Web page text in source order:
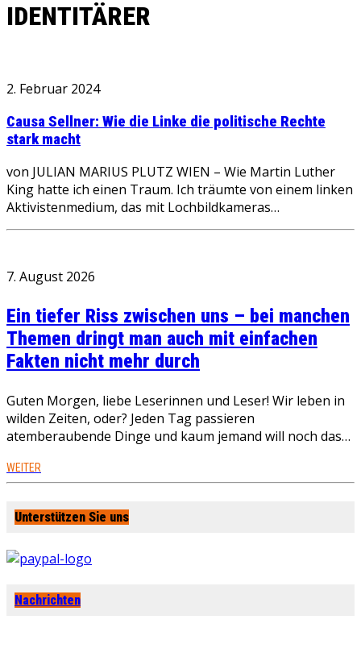
IDENTITÄRER
2. Februar 2024
Causa Sellner: Wie die Linke die politische Rechte
stark macht
von JULIAN MARIUS PLUTZ WIEN – Wie Martin Luther
King hatte ich einen Traum. Ich träumte von einem linken
Aktivistenmedium, das mit Lochbildkameras…
7. August 2026
Ein tiefer Riss zwischen uns – bei manchen
Themen dringt man auch mit einfachen
Fakten nicht mehr durch
Guten Morgen, liebe Leserinnen und Leser! Wir leben in
wilden Zeiten, oder? Jeden Tag passieren
atemberaubende Dinge und kaum jemand will noch das…
WEITER
Unterstützen Sie uns
Nachrichten